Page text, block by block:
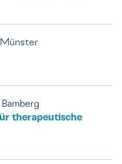
Münster
Bamberg
therapeutische